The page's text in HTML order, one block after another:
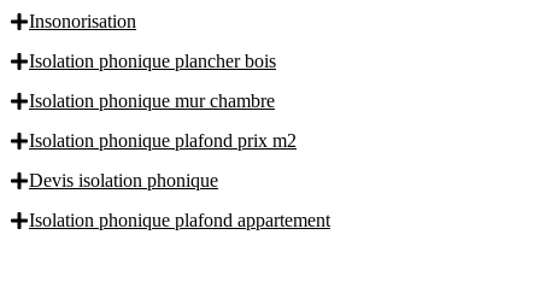
Insonorisation
Isolation phonique plancher bois
Isolation phonique mur chambre
Isolation phonique plafond prix m2
Devis isolation phonique
Isolation phonique plafond appartement